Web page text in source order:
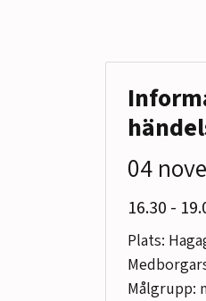
04
16.30 till
-
Plats:
Målgrupp: